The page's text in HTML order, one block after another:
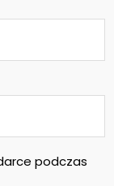
podczas